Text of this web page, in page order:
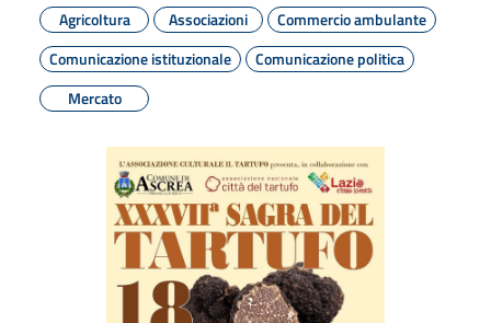
Agricoltura
Associazioni
Commercio ambulante
Comunicazione istituzionale
Comunicazione politica
Mercato